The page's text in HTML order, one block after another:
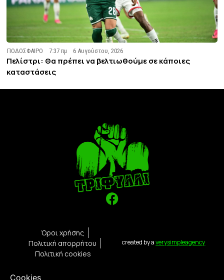
Cookies
ΠΟΔΟΣΦΑΙΡΟ 7:37 πμ 6 Αυγούστου, 2026
Πελίστρι: Θα πρέπει να βελτιωθούμε σε κάποιες
καταστάσεις
created by averysimpleagency
Όροι χρήσης
Πολιτική απορρήτου
Πολιτική cookies